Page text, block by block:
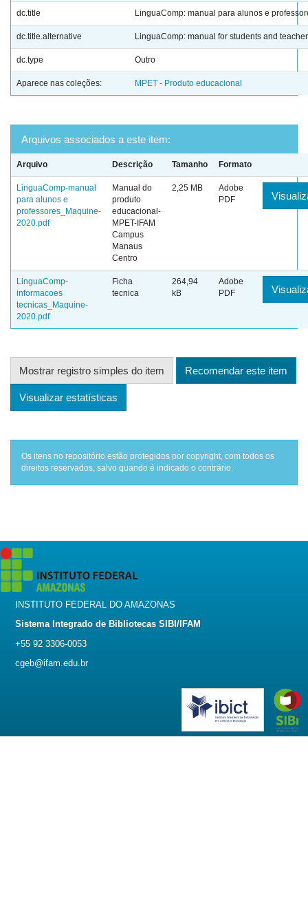
dc.title LinguaComp: manual para alunos e
dc.title.alternative LinguaComp: manual for students and
dc.type Outro
Aparece nas coleções: MPET - Produto educacional
Arquivos associados a este item:
Arquivo Descrição Tamanho Formato
LinguaComp-manual
para alunos e
professores_Maquine-
2020.pdf
Manual do
produto
educacional-
MPET-IFAM
Campus
Manaus
Centro
2,25 MB
Adobe
PDF
LinguaComp-
informacoes
tecnicas_Maquine-
2020.pdf
Ficha
tecnica
264,94
kB
Adobe
PDF
Mostrar registro simples do item Recomendar este item
Visualizar estatísticas
Os itens no repositório estão protegidos por copyright, com todos os
direitos reservados, salvo quando é indicado o contrário.
INSTITUTO FEDERAL DO AMAZONAS
Sistema Integrado de Bibliotecas SIBI/IFAM
+55 92 3306-0053
cgeb@ifam.edu.br